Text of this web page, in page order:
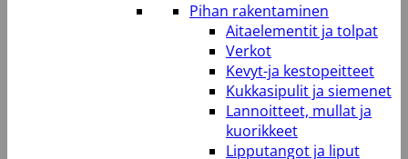
Pihan rakentaminen
Aitaelementit ja tolpat
Verkot
Kevyt-ja kestopeitteet
Kukkasipulit ja siemenet
Lannoitteet, mullat ja
kuorikkeet
Lipputangot ja liput